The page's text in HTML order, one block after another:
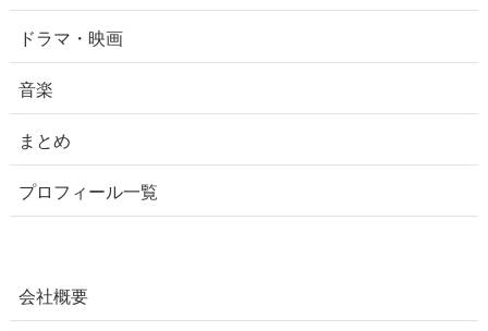
ドラマ・映画
音楽
まとめ
プロフィール一覧
会社概要